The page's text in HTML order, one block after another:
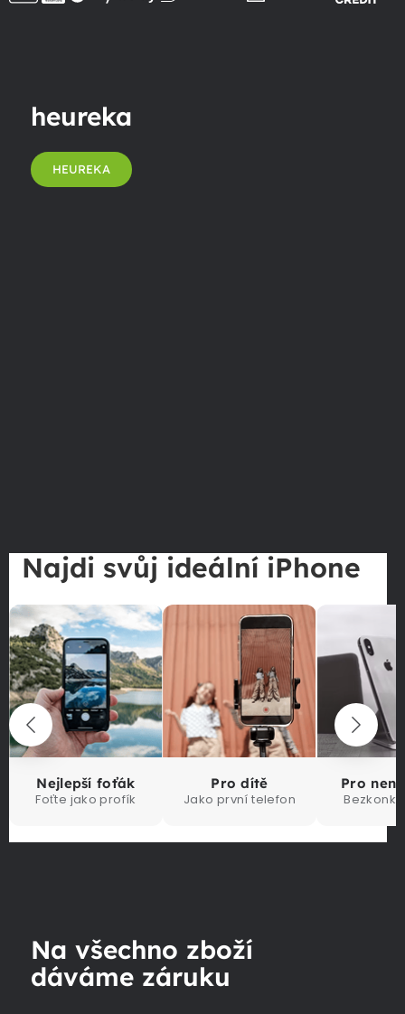
heureka
HEUREKA
Najdi svůj ideální iPhone
Nejlepší foťák
Foťte jako profík
Pro dítě
Jako první telefon
Pro
Na všechno zboží
dáváme záruku